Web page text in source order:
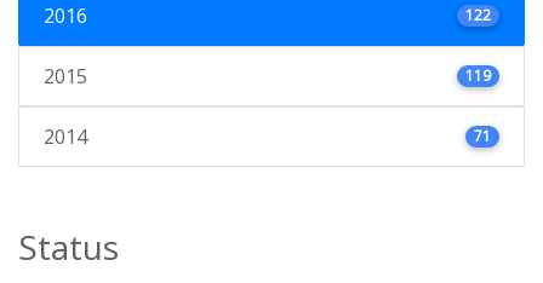
2016 122
2015 119
2014 71
Status